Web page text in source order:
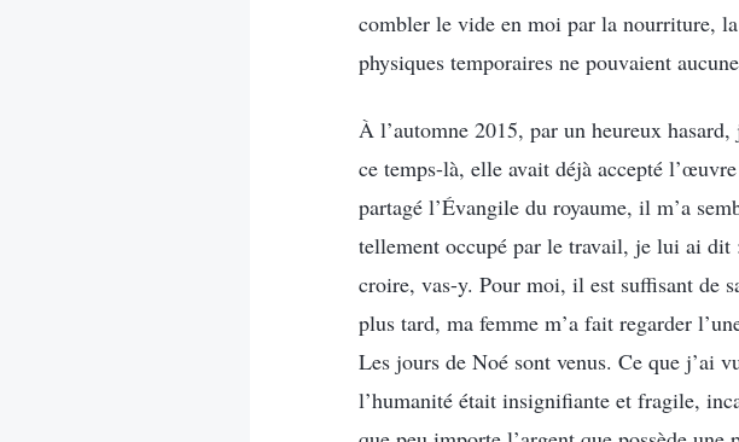
combler le vide en moi par la nourriture,
physiques temporaires ne pouvaient
À l’automne 2015, par un heureux
ce temps-là, elle avait déjà accepté
partagé l’Évangile du royaume, il m’a
tellement occupé par le travail, je lui ai dit
croire, vas-y. Pour moi, il est suffisant de
plus tard, ma femme m’a fait regarder
Les jours de Noé sont venus. Ce que j’ai
l’humanité était insignifiante et fragile,